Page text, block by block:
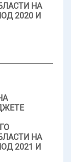
НА
2020 И
НА
2021 И